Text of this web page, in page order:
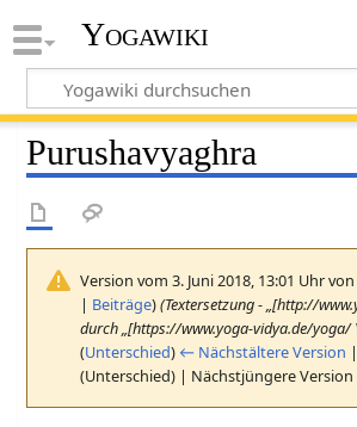
Yogawiki
Purushavyaghra
Version vom 3. Juni 2018, 13:01 Uhr
| Beiträge)(Textersetzung - „[http://
durch „[https://www.yoga-vidya.de/yoga/
(Unterschied) ← Nächstältere Version
(Unterschied) | Nächstjüngere